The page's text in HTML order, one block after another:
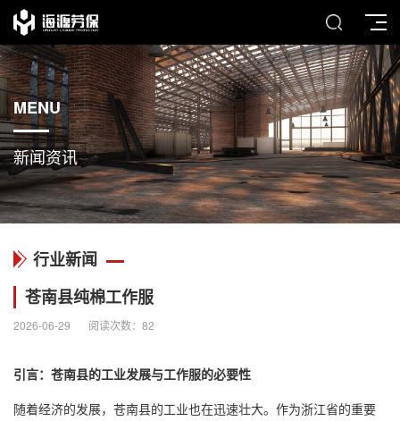
MENU
新闻资讯
行业新闻
苍南县纯棉工作服
2026-06-29 阅读次数： 82
引言：苍南县的工业发展与工作服的必要性
随着经济的发展，苍南县的工业也在迅速壮大。作为浙江省的重要